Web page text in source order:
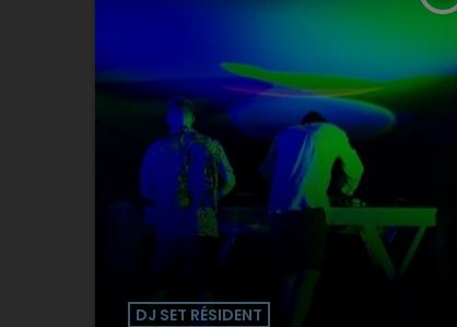
DJ SET RÉSIDENT